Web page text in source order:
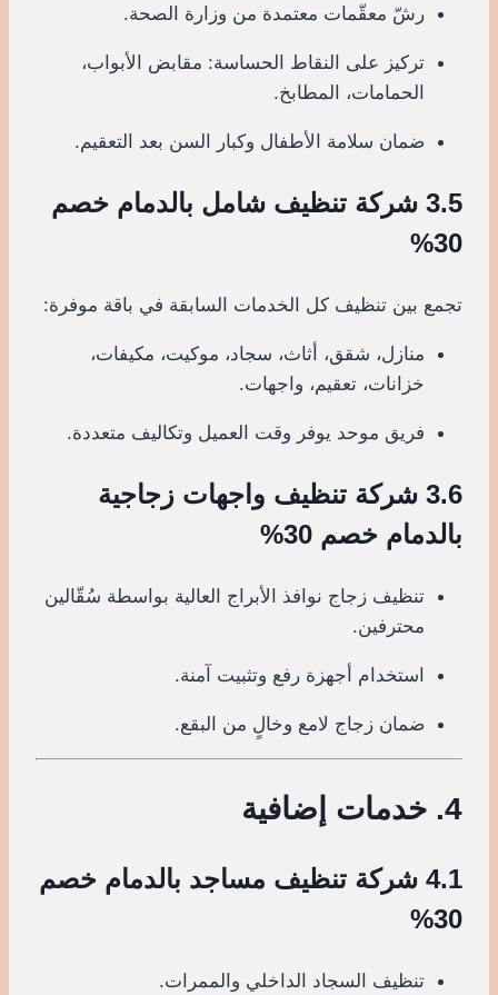
رشّ معقّمات معتمدة من وزارة الصحة.
تركيز على النقاط الحساسة: مقابض الأبواب،
الحمامات، المطابخ.
ضمان سلامة الأطفال وكبار السن بعد التعقيم.
3.5 شركة تنظيف شامل بالدمام خصم
30%
تجمع بين تنظيف كل الخدمات السابقة في باقة موفرة:
منازل، شقق، أثاث، سجاد، موكيت، مكيفات،
خزانات، تعقيم، واجهات.
فريق موحد يوفر وقت العميل وتكاليف متعددة.
3.6 شركة تنظيف واجهات زجاجية
بالدمام خصم 30%
تنظيف زجاج نوافذ الأبراج العالية بواسطة سُقّالين
محترفين.
استخدام أجهزة رفع وتثبيت آمنة.
ضمان زجاج لامع وخالٍ من البقع.
4. خدمات إضافية
4.1 شركة تنظيف مساجد بالدمام خصم
30%
تنظيف السجاد الداخلي والممرات.